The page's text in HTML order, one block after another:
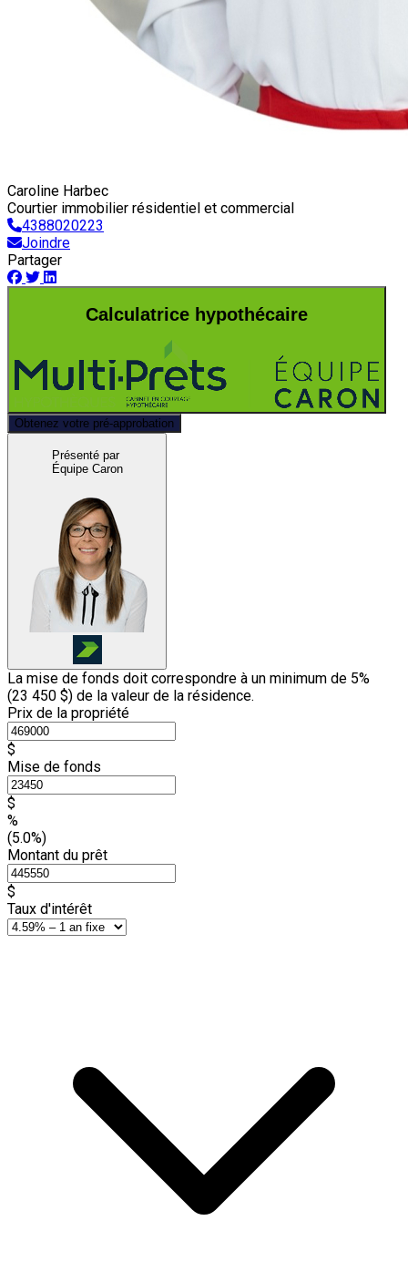
Caroline Harbec
Courtier immobilier résidentiel et commercial
4388020223
Joindre
Partager
Calculatrice hypothécaire
Obtenez votre pré-approbation
Présenté par
Équipe Caron
La mise de fonds doit correspondre à un minimum de 5%
(23 450 $) de la valeur de la résidence.
Prix de la propriété
$
Mise de fonds
$
%
(5.0%)
Montant du prêt
$
Taux d'intérêt